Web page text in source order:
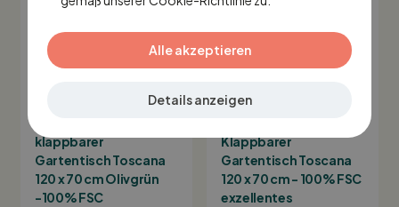
klappbarer
Gartentisch Toscana
120 x 70 cm Olivgrün
-100% FSC
Klappbarer
Gartentisch Toscana
120 x 70 cm - 100% FSC
exzellentes
Alle akzeptieren
Details anzeigen